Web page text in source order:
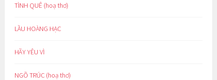
TÌNH QUÊ (hoạ thơ)
LẦU HOÀNG HẠC
HÃY YÊU VÌ
NGÕ TRÚC (hoạ thơ)